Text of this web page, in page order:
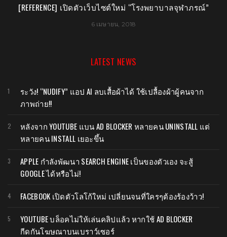
[REFERENCE] เปิดตัวเว็บไซต์ใหม่ “โรงพยาบาลจุฬาภรณ์”
6 เมษายน, 2018
LATEST NEWS
ระวัง! “NUDIFY” แอป AI ลบเสื้อผ้าได้ ใช้เปลื้องผ้าผู้คนจาก
ภาพถ่าย!!
หลังจาก YOUTUBE แบน AD BLOCKER หลายคน UNINSTALL แต่
หลายคน INSTALL เยอะขึ้น
APPLE กำลังพัฒนา SEARCH ENGINE เป็นของตัวเอง จะสู้
GOOGLE ได้หรือไม่!
FACEBOOK เปิดตัวโลโก้ใหม่ เปลี่ยนจนที่ใครๆต้องร้องว้าว!
YOUTUBE บล็อคไม่ให้เล่นคลิปแล้ว หากใช้ AD BLOCKER
กีดกันโฆษณาบนเบราว์เซอร์